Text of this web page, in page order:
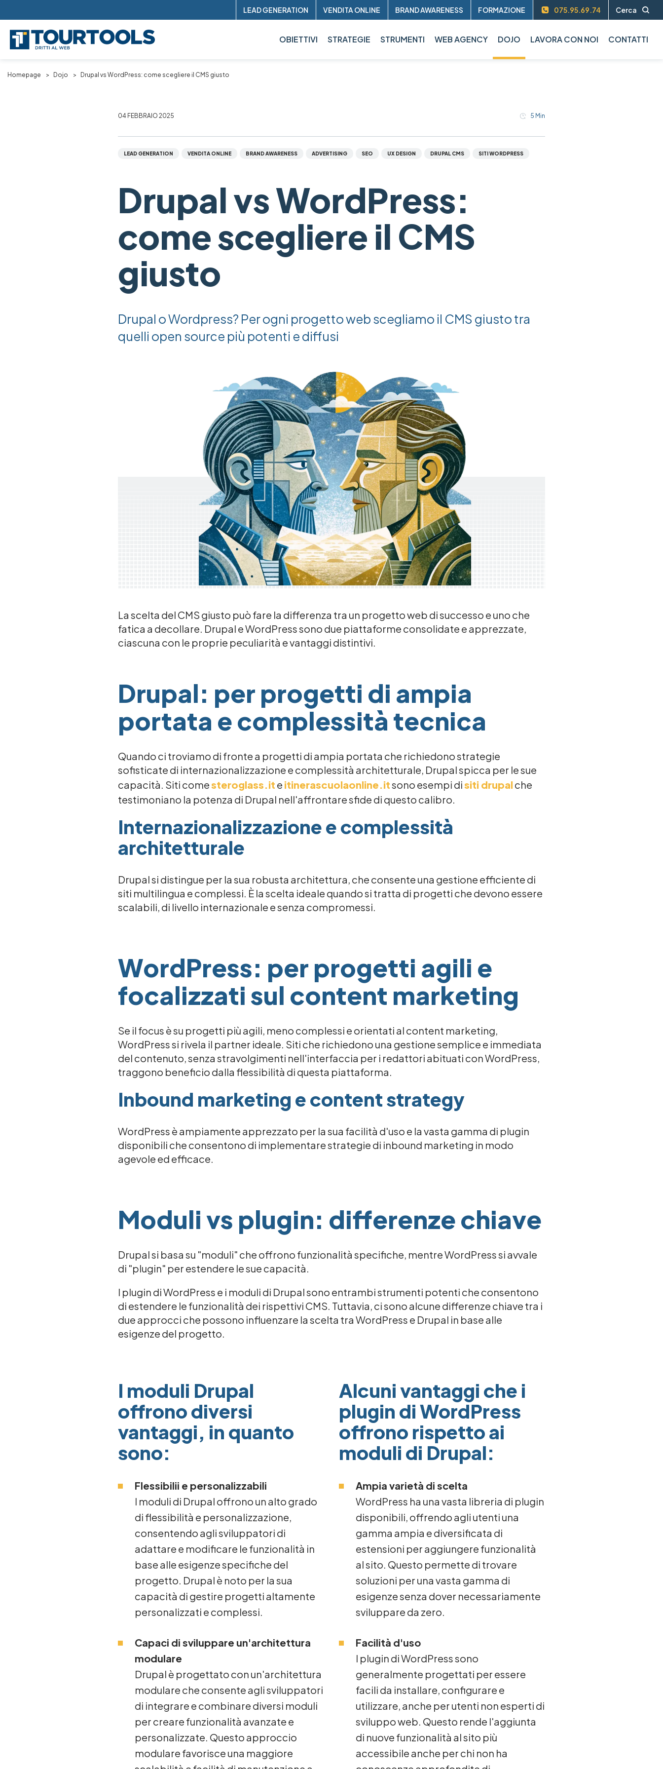
Breadcrumb
Homepage Dojo Drupal vs WordPress: come scegliere il CMS giusto
04 FEBBRAIO 2025 5 Min
LEAD GENERATION VENDITA ONLINE BRAND AWARENESS ADVERTISING SEO UX DESIGN DRUPAL CMS SITI WORDPRESS
Drupal vs WordPress:
come scegliere il CMS
giusto
Drupal o Wordpress? Per ogni progetto web scegliamo il CMS giusto tra
quelli open source più potenti e diffusi
La scelta del CMS giusto può fare la differenza tra un progetto web di successo e uno che
fatica a decollare. Drupal e WordPress sono due piattaforme consolidate e apprezzate,
ciascuna con le proprie peculiarità e vantaggi distintivi.
Drupal: per progetti di ampia
portata e complessità tecnica
Quando ci troviamo di fronte a progetti di ampia portata che richiedono strategie
sofisticate di internazionalizzazione e complessità architetturale, Drupal spicca per le sue
capacità. Siti comesteroglass.it e itinerascuolaonline.itsono esempi disiti drupal che
testimoniano la potenza di Drupal nell'affrontare sfide di questo calibro.
Internazionalizzazione e complessità
architetturale
Drupal si distingue per la sua robusta architettura, che consente una gestione efficiente di
siti multilingua e complessi. È la scelta ideale quando si tratta di progetti che devono essere
scalabili, di livello internazionale e senza compromessi.
WordPress: per progetti agili e
focalizzati sul content marketing
Se il focus è su progetti più agili, meno complessi e orientati al content marketing,
WordPress si rivela il partner ideale. Siti che richiedono una gestione semplice e immediata
del contenuto, senza stravolgimenti nell'interfaccia per i redattori abituati con WordPress,
traggono beneficio dalla flessibilità di questa piattaforma.
Inbound marketing e content strategy
WordPress è ampiamente apprezzato per la sua facilità d'uso e la vasta gamma di plugin
disponibili che consentono di implementare strategie di inbound marketing in modo
agevole ed efficace.
Moduli vs plugin: differenze chiave
Drupal si basa su "moduli" che offrono funzionalità specifiche, mentre WordPress si avvale
di "plugin" per estendere le sue capacità.
I plugin di WordPress e i moduli di Drupal sono entrambi strumenti potenti che consentono
di estendere le funzionalità dei rispettivi CMS. Tuttavia, ci sono alcune differenze chiave tra i
due approcci che possono influenzare la scelta tra WordPress e Drupal in base alle
esigenze del progetto.
I moduli Drupal
offrono diversi
vantaggi, in quanto
sono:
Flessibilii e personalizzabili
I moduli di Drupal offrono un alto grado
di flessibilità e personalizzazione,
consentendo agli sviluppatori di
adattare e modificare le funzionalità in
base alle esigenze specifiche del
progetto. Drupal è noto per la sua
capacità di gestire progetti altamente
personalizzati e complessi.
Capaci di sviluppare un'architettura
modulare
Drupal è progettato con un'architettura
modulare che consente agli sviluppatori
di integrare e combinare diversi moduli
per creare funzionalità avanzate e
personalizzate. Questo approccio
modulare favorisce una maggiore
Alcuni vantaggi che i
plugin di WordPress
offrono rispetto ai
moduli di Drupal:
Ampia varietà di scelta
WordPress ha una vasta libreria di plugin
disponibili, offrendo agli utenti una
gamma ampia e diversificata di
estensioni per aggiungere funzionalità
al sito. Questo permette di trovare
soluzioni per una vasta gamma di
esigenze senza dover necessariamente
sviluppare da zero.
Facilità d'uso
I plugin di WordPress sono
generalmente progettati per essere
facili da installare, configurare e
utilizzare, anche per utenti non esperti di
sviluppo web. Questo rende l'aggiunta
di nuove funzionalità al sito più
accessibile anche per chi non ha
Header
sup
LEAD GENERATION VENDITA ONLINE BRAND AWARENESS FORMAZIONE 075.95.69.74 Cerca
OBIETTIVI STRATEGIE STRUMENTI WEB AGENCY DOJO LAVORA CON NOI CONTATTI